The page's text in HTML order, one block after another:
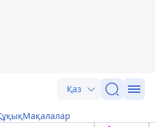
Қаз
Мақалалар